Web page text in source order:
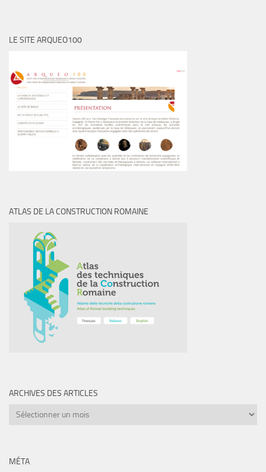
LE SITE ARQUEO100
ATLAS DE LA CONSTRUCTION ROMAINE
ARCHIVES DES ARTICLES
Archives
MÉTA